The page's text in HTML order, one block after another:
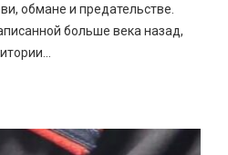
обмане и предательстве.
больше века назад,